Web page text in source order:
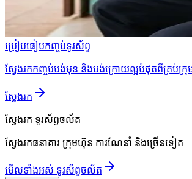
ប្រៀបធៀបកញ្ចប់ទូរស័ព្ទ
ស្វែងរកកញ្ចប់បង់មុន និងបង់ក្រោយល្អបំផុតពីគ្រប់ក្
ស្វែងរក
ស្វែងរក ទូរស័ព្ទចល័ត
ស្វែងរកធនាគារ ក្រុមហ៊ុន ការណែនាំ និងច្រើនទៀត
មើលទាំងអស់ ទូរស័ព្ទចល័ត